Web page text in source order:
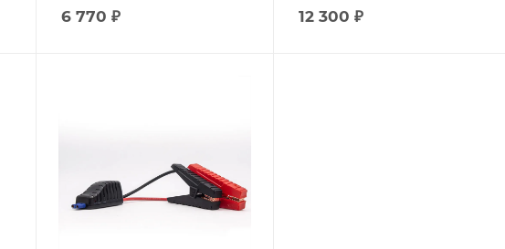
6 770 ₽ 12 300 ₽